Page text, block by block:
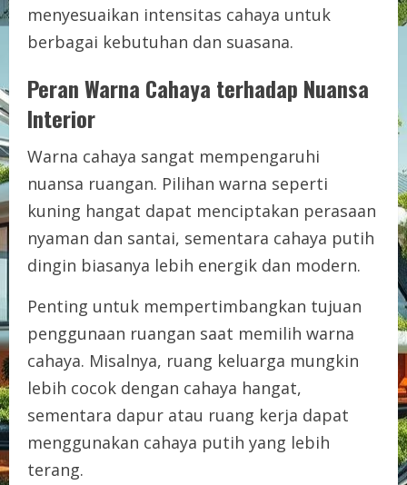
menyesuaikan intensitas cahaya untuk
berbagai kebutuhan dan suasana.
Peran Warna Cahaya terhadap Nuansa
Interior
Warna cahaya sangat mempengaruhi
nuansa ruangan. Pilihan warna seperti
kuning hangat dapat menciptakan perasaan
nyaman dan santai, sementara cahaya putih
dingin biasanya lebih energik dan modern.
Penting untuk mempertimbangkan tujuan
penggunaan ruangan saat memilih warna
cahaya. Misalnya, ruang keluarga mungkin
lebih cocok dengan cahaya hangat,
sementara dapur atau ruang kerja dapat
menggunakan cahaya putih yang lebih
terang.